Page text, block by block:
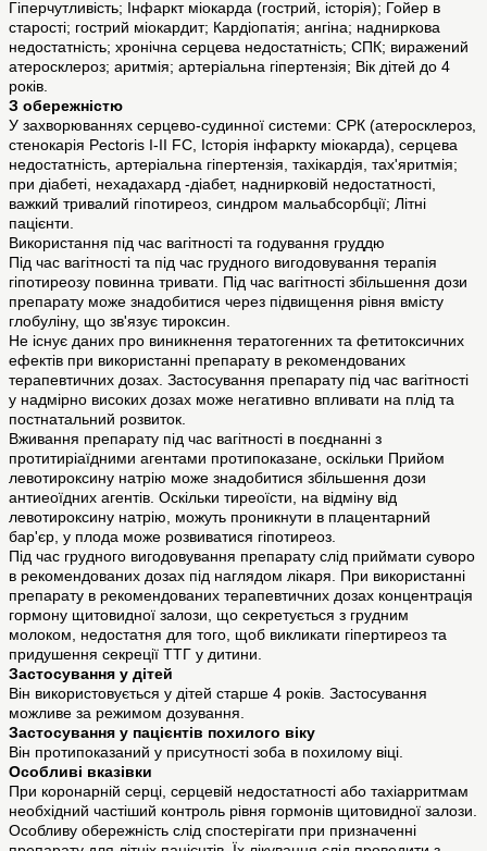
Гіперчутливість; Інфаркт міокарда (гострий, історія); Гойер в
старості; гострий міокардит; Кардіопатія; ангіна; надниркова
недостатність; хронічна серцева недостатність; СПК; виражений
атеросклероз; аритмія; артеріальна гіпертензія; Вік дітей до 4
років.
З обережністю
У захворюваннях серцево-судинної системи: СРК (атеросклероз,
стенокарія Pectoris I-II FC, Історія інфаркту міокарда), серцева
недостатність, артеріальна гіпертензія, тахікардія, тах'яритмія;
при діабеті, нехадахард -діабет, наднирковій недостатності,
важкий тривалий гіпотиреоз, синдром мальабсорбції; Літні
пацієнти.
Використання під час вагітності та годування груддю
Під час вагітності та під час грудного вигодовування терапія
гіпотиреозу повинна тривати. Під час вагітності збільшення дози
препарату може знадобитися через підвищення рівня вмісту
глобуліну, що зв'язує тироксин.
Не існує даних про виникнення тератогенних та фетитоксичних
ефектів при використанні препарату в рекомендованих
терапевтичних дозах. Застосування препарату під час вагітності
у надмірно високих дозах може негативно впливати на плід та
постнатальний розвиток.
Вживання препарату під час вагітності в поєднанні з
протитиріаїдними агентами протипоказане, оскільки Прийом
левотироксину натрію може знадобитися збільшення дози
антиеоїдних агентів. Оскільки тиреоїсти, на відміну від
левотироксину натрію, можуть проникнути в плацентарний
бар'єр, у плода може розвиватися гіпотиреоз.
Під час грудного вигодовування препарату слід приймати суворо
в рекомендованих дозах під наглядом лікаря. При використанні
препарату в рекомендованих терапевтичних дозах концентрація
гормону щитовидної залози, що секретується з грудним
молоком, недостатня для того, щоб викликати гіпертиреоз та
придушення секреції ТТГ у дитини.
Застосування у дітей
Він використовується у дітей старше 4 років. Застосування
можливе за режимом дозування.
Застосування у пацієнтів похилого віку
Він протипоказаний у присутності зоба в похилому віці.
Особливі вказівки
При коронарній серці, серцевій недостатності або тахіарритмам
необхідний частіший контроль рівня гормонів щитовидної залози.
Особливу обережність слід спостерігати при призначенні